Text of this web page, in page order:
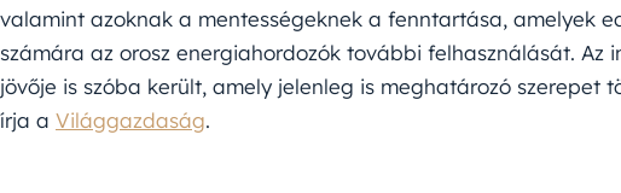
valamint azoknak a mentességeknek a fenntartása, amelyek
számára az orosz energiahordozók további felhasználását.
jövője is szóba került, amely jelenleg is meghatározó szerepet
írja a Világgazdaság.